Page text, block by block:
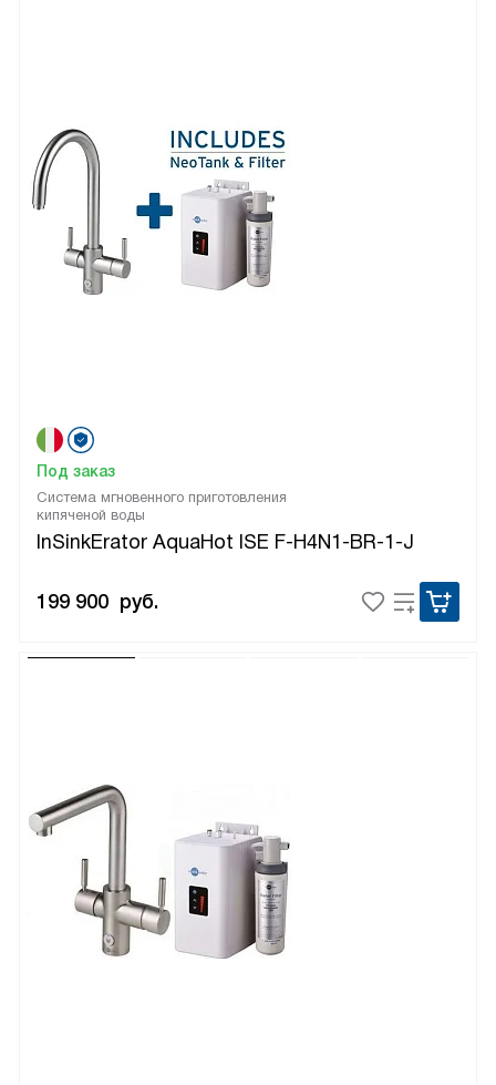
Система мгновенного приготовления
кипяченой воды
InSinkErator AquaHot ISE F-H4N1-BR-1-J
Под заказ
199 900 руб.